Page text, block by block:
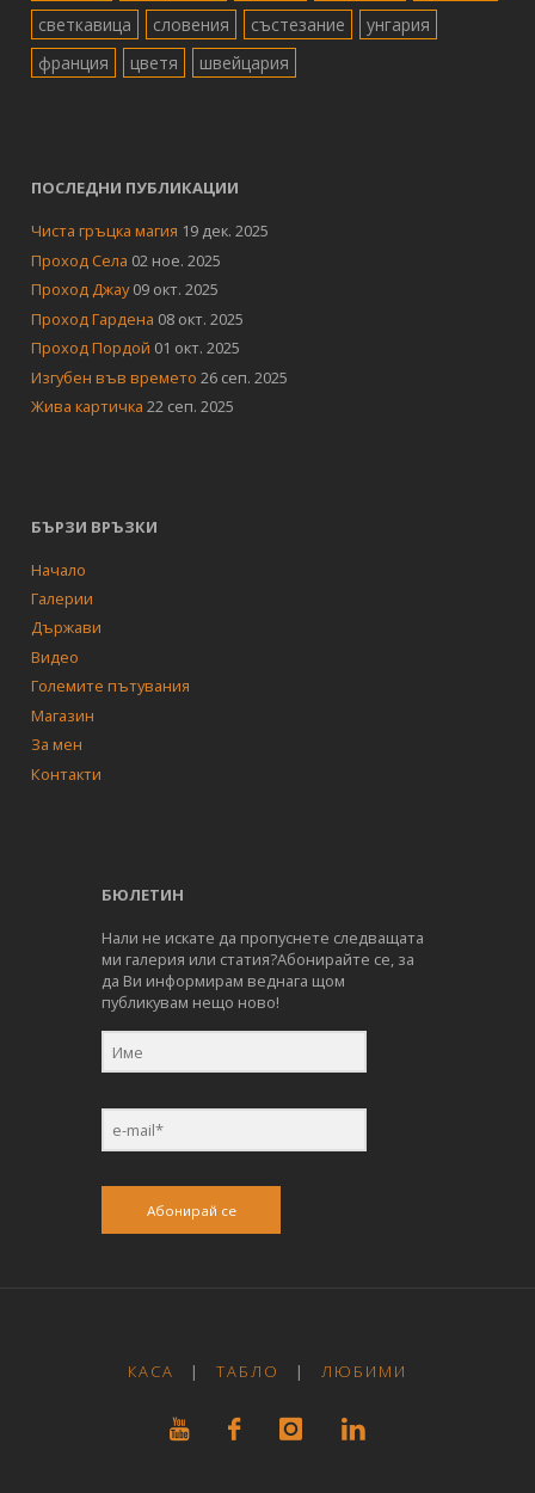
светкавица
словения състезание
унгария
франция
цветя швейцария
ПОСЛЕДНИ ПУБЛИКАЦИИ
Чиста гръцка магия 19 дек. 2025
Проход Села 02 ное. 2025
Проход Джау 09 окт. 2025
Проход Гардена 08 окт. 2025
Проход Пордой 01 окт. 2025
Изгубен във времето 26 сеп. 2025
Жива картичка 22 сеп. 2025
БЪРЗИ ВРЪЗКИ
Начало
Галерии
Държави
Видео
Големите пътувания
Магазин
За мен
Контакти
БЮЛЕТИН
Нали не искате да пропуснете следващата
ми галерия или статия?Абонирайте се, за
да Ви информирам веднага щом
публикувам нещо ново!
Абонирай се
КАСА | ТАБЛО | ЛЮБИМИ